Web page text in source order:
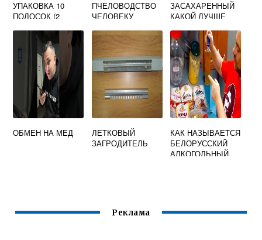
УПАКОВКА 10
ПОЛОСОК (2
ПЧЕЛОВОДСТВО
ЧЕЛОВЕКУ
ЗАСАХАРЕННЫЙ
КАКОЙ ЛУЧШЕ
ОБМЕН НА МЕД
ЛЕТКОВЫЙ
ЗАГРОДИТЕЛЬ
КАК НАЗЫВАЕТСЯ
БЕЛОРУССКИЙ
АЛКОГОЛЬНЫЙ
Реклама